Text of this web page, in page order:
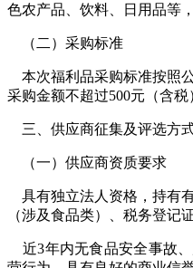
色农产品、饮料、日用品等
（二）采购标准
本次福利品采购标准按照
采购金额不超过500元（含税
三、供应商征集及评选方
（一）供应商资质要求
具有独立法人资格，持有
（涉及食品类）、税务登记
近3年内无食品安全事故